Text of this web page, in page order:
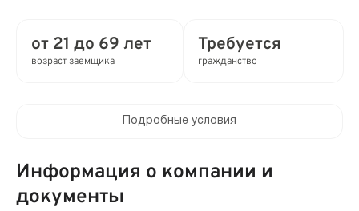
Привлечение созаемщиков:
Возможно без поручителей
от 21 до 69 лет
возраст заемщика
Требуется
гражданство
Нет
Мобильный телефон:
Подробные условия
Информация о компании и
документы